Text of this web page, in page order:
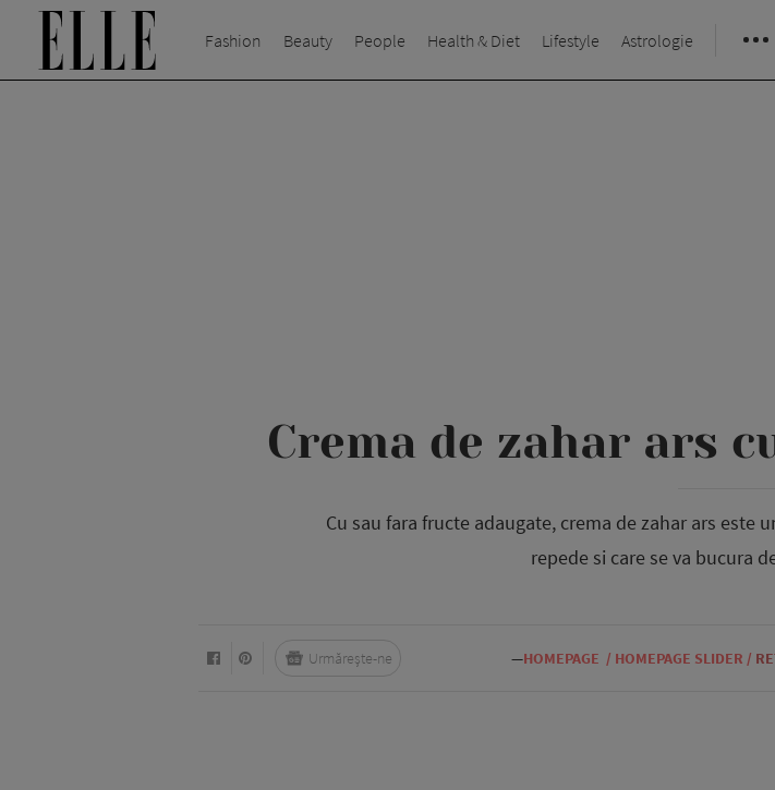
Fashion Beauty People Health & Diet Lifestyle Astrologie
Crema de zahar ars
Cu sau fara fructe adaugate, crema de zahar ars este
repede si care se va bucura
—HOMEPAGE / HOMEPAGE SLIDER /
Urmărește-ne